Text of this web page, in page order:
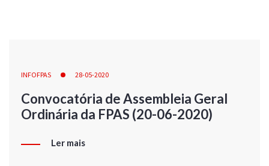
INFOFPAS 28-05-2020
Convocatória de Assembleia Geral
Ordinária da FPAS (20-06-2020)
Ler mais